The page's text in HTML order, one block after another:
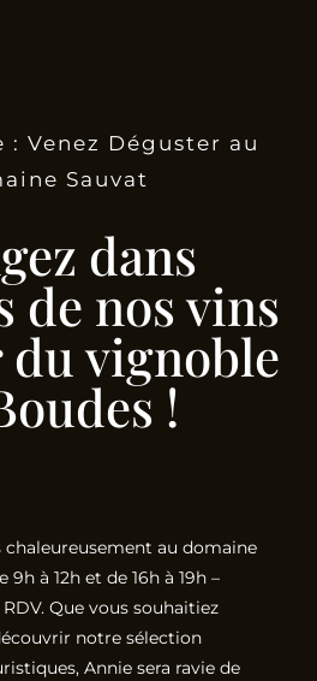
: Venez Déguster au
Sauvat
dans
de nos vins
vignoble
!
chaleureusement au domaine
à 12h et de 16h à 19h –
Que vous souhaitiez
notre sélection
Annie sera ravie de